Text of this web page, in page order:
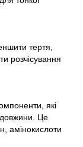
тертя,
розчісування
які
довжини. Це
амінокислоти